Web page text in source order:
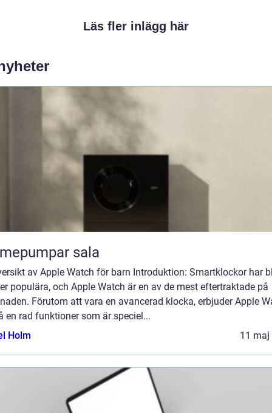
Läs fler inlägg här
sala
av Apple Watch för barn Introduktion: Smartklockor har
populära, och Apple Watch är en av de mest eftertraktade på
Förutom att vara en avancerad klocka, erbjuder Apple
en rad funktioner som är speciel...
Holm
11 maj